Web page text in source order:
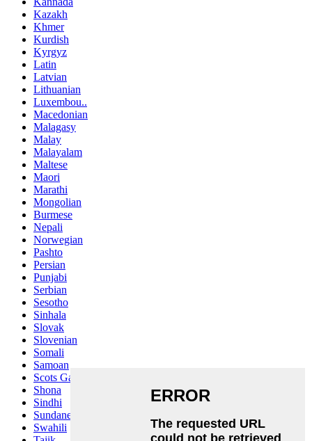
Kazakh
Khmer
Kurdish
Kyrgyz
Latin
Latvian
Lithuanian
Luxembou..
Macedonian
Malagasy
Malay
Malayalam
Maltese
Maori
Marathi
Mongolian
Burmese
Nepali
Norwegian
Pashto
Persian
Punjabi
Serbian
Sesotho
Sinhala
Slovak
Slovenian
Somali
Samoan
Scots Gaelic
Shona
Sindhi
Sundanese
Swahili